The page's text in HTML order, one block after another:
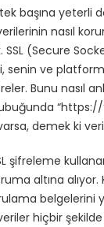
başına yeterli
nasıl
SSL (Secure
senin ve platform
Bunu nasıl
demek ki
şifreleme
altına alıyor.
belgelerini
hiçbir